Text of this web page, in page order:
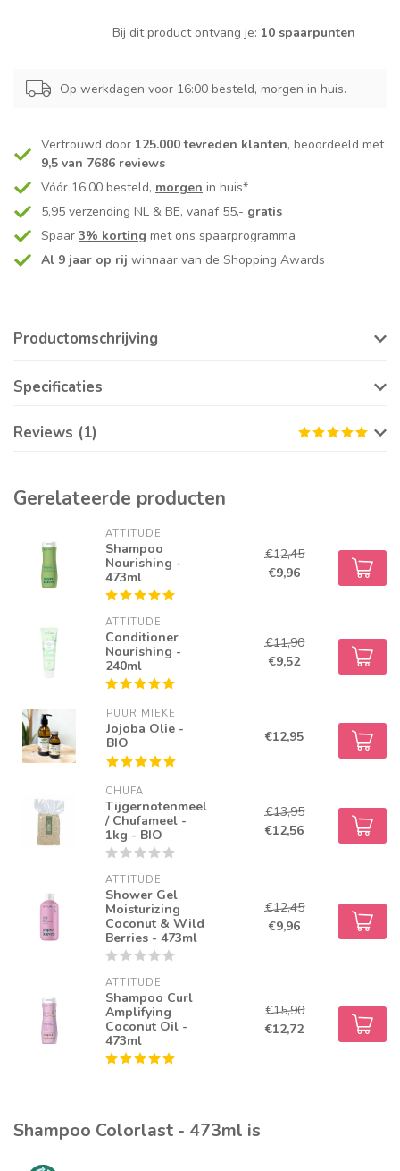
Bij dit product ontvang je: 10 spaarpunten
Op werkdagen voor 16:00 besteld, morgen in huis.
Vertrouwd door 125.000 tevreden klanten, beoordeeld met
9,5 van 7686 reviews
Vóór 16:00 besteld, morgen in huis*
5,95 verzending NL & BE, vanaf 55,- gratis
Spaar 3% korting met ons spaarprogramma
Al 9 jaar op rij winnaar van de Shopping Awards
Productomschrijving
Specificaties
Reviews (1)
Gerelateerde producten
ATTITUDE
Shampoo
Nourishing -
473ml
€12,45
€9,96
ATTITUDE
Conditioner
Nourishing -
240ml
€11,90
€9,52
PUUR MIEKE
Jojoba Olie -
BIO
€12,95
CHUFA
Tijgernotenmeel
/ Chufameel -
1kg - BIO
€13,95
€12,56
ATTITUDE
Shower Gel
Moisturizing
Coconut & Wild
Berries - 473ml
€12,45
€9,96
ATTITUDE
Shampoo Curl
Amplifying
Coconut Oil -
473ml
€15,90
€12,72
Shampoo Colorlast - 473ml is